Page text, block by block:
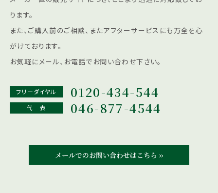
ります。
また、ご購入前のご相談、またアフターサービスにも 万全を心
がけております。
お気軽にメール、お電話でお問い合わせ下さい。
フリーダイヤル 0120-434-544
代 表 046-877-4544
メールでのお問い合わせはこちら ››